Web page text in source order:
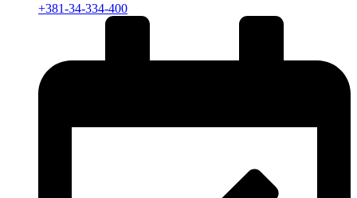
+381-34-334-400